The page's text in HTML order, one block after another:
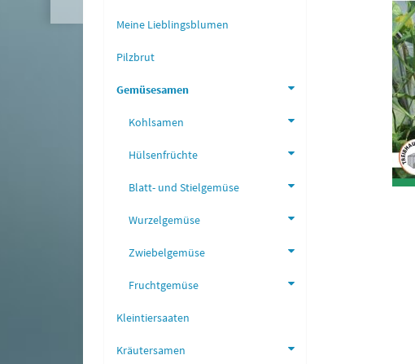
Meine Lieblingsblumen
Pilzbrut
Gemüsesamen
Kohlsamen
Hülsenfrüchte
Blatt- und Stielgemüse
Wurzelgemüse
Zwiebelgemüse
Fruchtgemüse
Kleintiersaaten
Kräutersamen